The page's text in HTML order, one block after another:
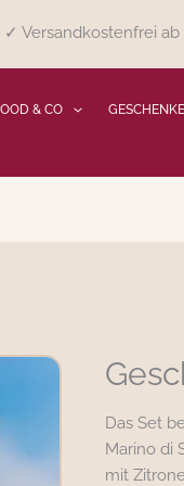
ab
& CO
Das Set
Marino di
mit